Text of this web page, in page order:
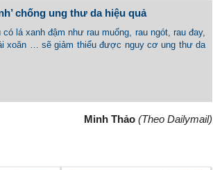
chống ung thư da hiệu quả
lá xanh đậm như rau muống, rau ngót, rau đay,
xoăn … sẽ giảm thiểu được nguy cơ ung thư da
Minh Thảo (Theo Dailymail)